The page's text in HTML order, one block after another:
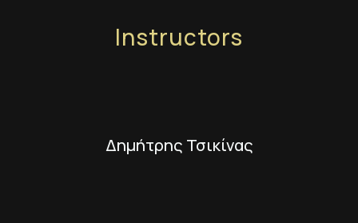
Instructors
Δημήτρης Τσικίνας